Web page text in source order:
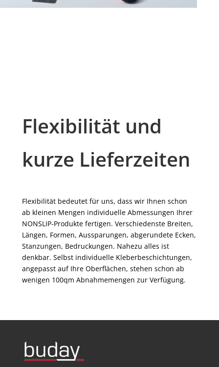
Flexibilität und
kurze Lieferzeiten
Flexibilität bedeutet für uns, dass wir Ihnen schon
ab kleinen Mengen individuelle Abmessungen Ihrer
NONSLIP-Produkte fertigen. Verschiedenste Breiten,
Längen, Formen, Aussparungen, abgerundete Ecken,
Stanzungen, Bedruckungen. Nahezu alles ist
denkbar. Selbst individuelle Kleberbeschichtungen,
angepasst auf Ihre Oberflächen, stehen schon ab
wenigen 100qm Abnahmemengen zur Verfügung.